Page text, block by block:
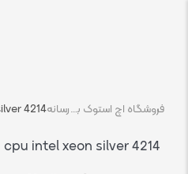
فروشگاه اچ استوک بازار انلاین تجهیزات کامپیوتر استوکرسانه4214
cpu intel xeon silver 4214